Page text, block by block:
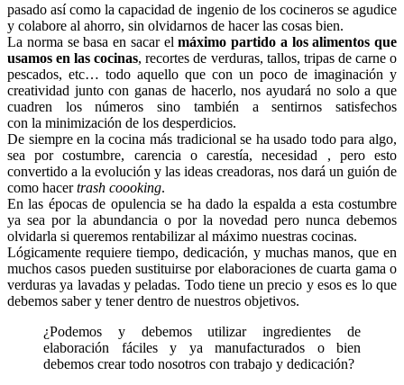
pasado así como la capacidad de ingenio de los cocineros se agudice
y colabore al ahorro, sin olvidarnos de hacer las cosas bien.
La norma se basa en sacar elmáximo partido a los alimentos que
usamos en las cocinas, recortes de verduras, tallos, tripas de carne o
pescados, etc… todo aquello que con un poco de imaginación y
creatividad junto con ganas de hacerlo, nos ayudará no solo a que
cuadren los números sino también a sentirnos satisfechos
con la minimización de los desperdicios.
De siempre en la cocina más tradicional se ha usado todo para algo,
sea por costumbre, carencia o carestía, necesidad , pero esto
convertido a la evolución y las ideas creadoras, nos dará un guión de
como hacertrash coooking.
En las épocas de opulencia se ha dado la espalda a esta costumbre
ya sea por la abundancia o por la novedad pero nunca debemos
olvidarla si queremos rentabilizar al máximo nuestras cocinas.
Lógicamente requiere tiempo, dedicación, y muchas manos, que en
muchos casos pueden sustituirse por elaboraciones de cuarta gama o
verduras ya lavadas y peladas. Todo tiene un precio y esos es lo que
debemos saber y tener dentro de nuestros objetivos.
¿Podemos y debemos utilizar ingredientes de
elaboración fáciles y ya manufacturados o bien
debemos crear todo nosotros con trabajo y dedicación?